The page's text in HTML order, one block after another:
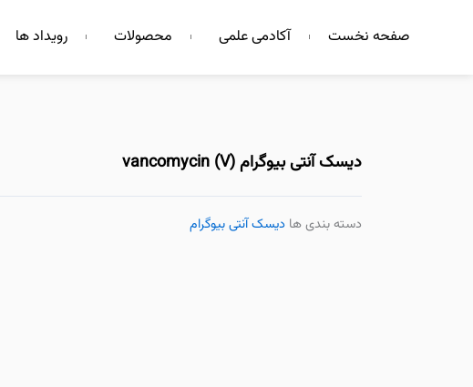
صفحه نخست آکادمی علمی محصولات رویداد ها
دیسک آنتی بیوگرام vancomycin (V)
دسته بندی ها دیسک آنتی بیوگرام